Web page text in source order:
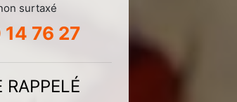
surtaxé
76 27
RAPPELÉ